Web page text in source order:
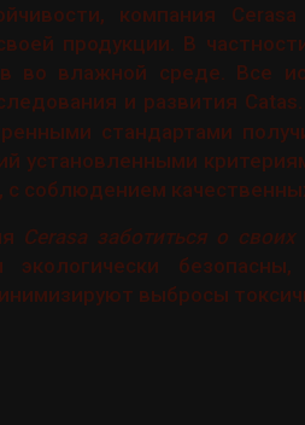
компания
продукции. В
во влажной среде. Все
и развития
стандартами
установленными
с соблюдением
Cerasa заботиться о своих
экологически
выбросы